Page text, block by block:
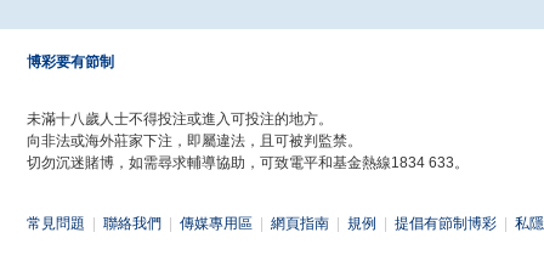
博彩要有節制
未滿十八歲人士不得投注或進入可投注的地方。
向非法或海外莊家下注，即屬違法，且可被判監禁。
切勿沉迷賭博，如需尋求輔導協助，可致電平和基金熱線1834 633。
常見問題 聯絡我們 傳媒專用區 網頁指南 規例 提倡有節制博彩 私